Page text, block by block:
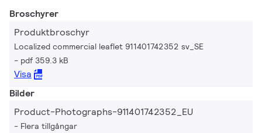
Broschyrer
Produktbroschyr
Localized commercial leaflet 911401742352 sv_SE
pdf 359.3 kB
Visa
Bilder
Product-Photographs-911401742352_EU
Flera tillgångar